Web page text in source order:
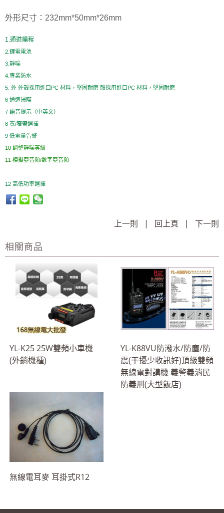
外形尺寸：232mm*50mm*26mm
1.通道編程
2.鋰電電池
3.靜噪
4.專業防水
5. 外 外殼採用進口PC 材料，堅固耐磨 殻採用進口PC 材料，堅固耐磨
6 通道掃瞄
7 語音提示（中英文）
8 寬/窄帶選擇
9 低電量告警
10 調整靜噪等級
11 模擬亞音頻/數字亞音頻
12 高低功率選擇
上一則 | 回上頁 | 下一則
相關商品
YL-K25 25W雙頻小車機
(外銷機種)
YL-K88VU防潑水/防塵/防
震(干擾少收訊好)頂級雙頻
無線電對講機 義警義消民
防義刑(大型飯店)
無線電耳麥 耳掛式R12